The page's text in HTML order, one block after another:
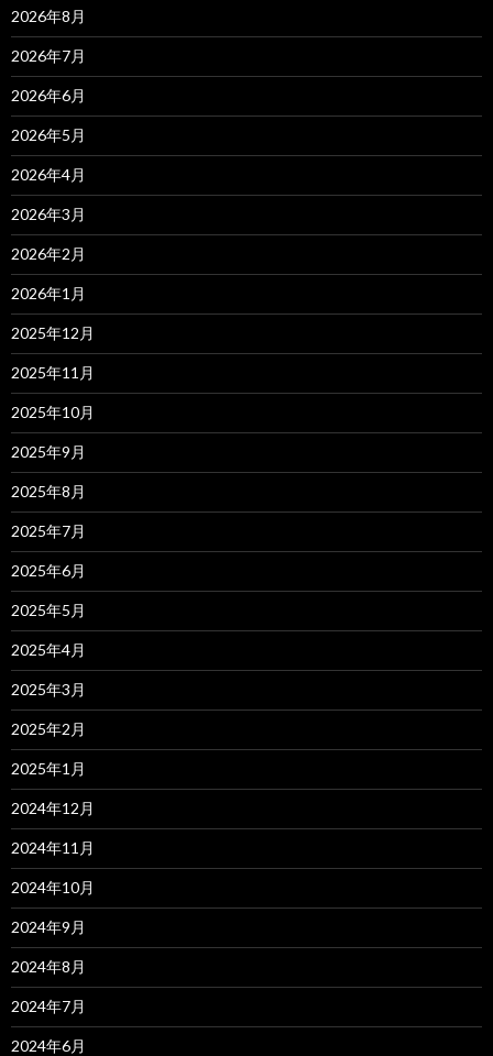
2026年8月
2026年7月
2026年6月
2026年5月
2026年4月
2026年3月
2026年2月
2026年1月
2025年12月
2025年11月
2025年10月
2025年9月
2025年8月
2025年7月
2025年6月
2025年5月
2025年4月
2025年3月
2025年2月
2025年1月
2024年12月
2024年11月
2024年10月
2024年9月
2024年8月
2024年7月
2024年6月